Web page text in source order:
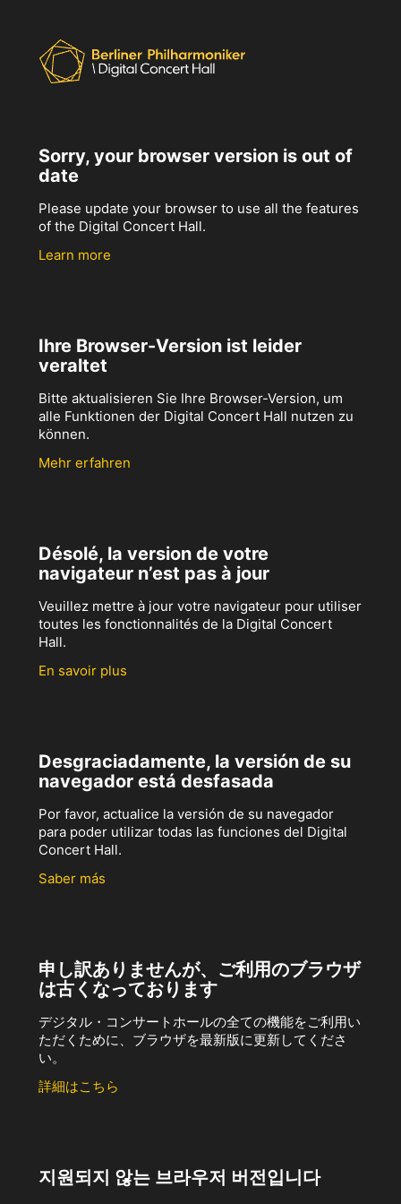
Sorry, your browser version is out of
date
Please update your browser to use all the features
of the Digital Concert Hall.
Learn more
Ihre Browser-Version ist leider
veraltet
Bitte aktualisieren Sie Ihre Browser-Version, um
alle Funktionen der Digital Concert Hall nutzen zu
können.
Mehr erfahren
Désolé, la version de votre
navigateur n’est pas à jour
Veuillez mettre à jour votre navigateur pour utiliser
toutes les fonctionnalités de la Digital Concert
Hall.
En savoir plus
Desgraciadamente, la versión de su
navegador está desfasada
Por favor, actualice la versión de su navegador
para poder utilizar todas las funciones del Digital
Concert Hall.
Saber más
申し訳ありませんが、ご利用のブラウザ
は古くなっております
デジタル・コンサートホールの全ての機能をご利用い
ただくために、ブラウザを最新版に更新してくださ
い。
詳細はこちら
지원되지 않는 브라우저 버전입니다